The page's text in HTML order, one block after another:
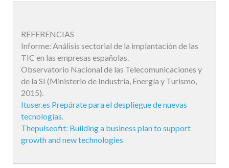
REFERENCIAS
Informe: Análisis sectorial de la implantación de las
TIC en las empresas españolas.
Observatorio Nacional de las Telecomunicaciones y
de la SI (Ministerio de Industria, Energía y Turismo,
2015).
Ituser.es Prepárate para el despliegue de nuevas
tecnologías
Thepulseofit: Building a business plan to support
growth and new technologies